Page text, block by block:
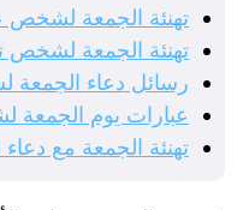
تهنئة الجمعة لشخص
تهنئة الجمعة لشخص
رسائل دعاء
عبارات يوم الجمعة
تهنئة الجمعة مع دعاء